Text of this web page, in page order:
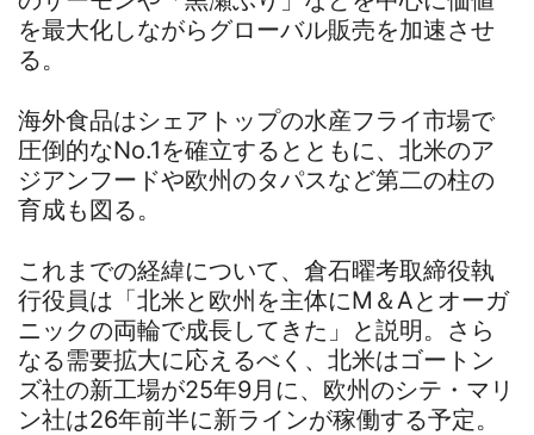
を最大化しながらグローバル販売を加速させ
る。
海外食品はシェアトップの水産フライ市場で
圧倒的なNo.1を確立するとともに、北米のア
ジアンフードや欧州のタパスなど第二の柱の
育成も図る。
これまでの経緯について、倉石曜考取締役執
行役員は「北米と欧州を主体にM＆Aとオーガ
ニックの両輪で成長してきた」と説明。さら
なる需要拡大に応えるべく、北米はゴートン
ズ社の新工場が25年9月に、欧州のシテ・マリ
ン社は26年前半に新ラインが稼働する予定。